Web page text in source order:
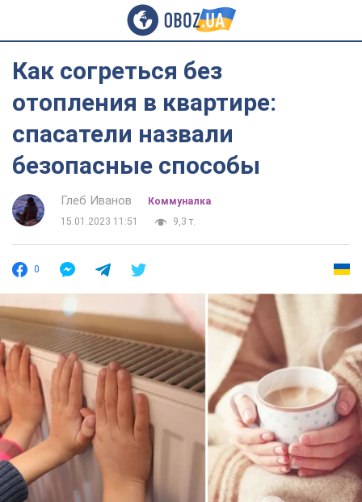
Как согреться без
отопления в квартире:
спасатели назвали
безопасные способы
Глеб Иванов
Коммуналка
15.01.2023 11:51
9,3 т.
0